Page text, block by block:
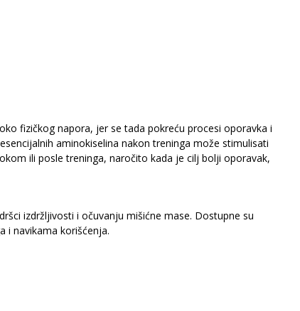
fizičkog napora, jer se tada pokreću procesi oporavka i
aminokiselina nakon treninga može stimulisati
ili posle treninga, naročito kada je cilj bolji oporavak,
izdržljivosti i očuvanju mišićne mase. Dostupne su
i navikama korišćenja.